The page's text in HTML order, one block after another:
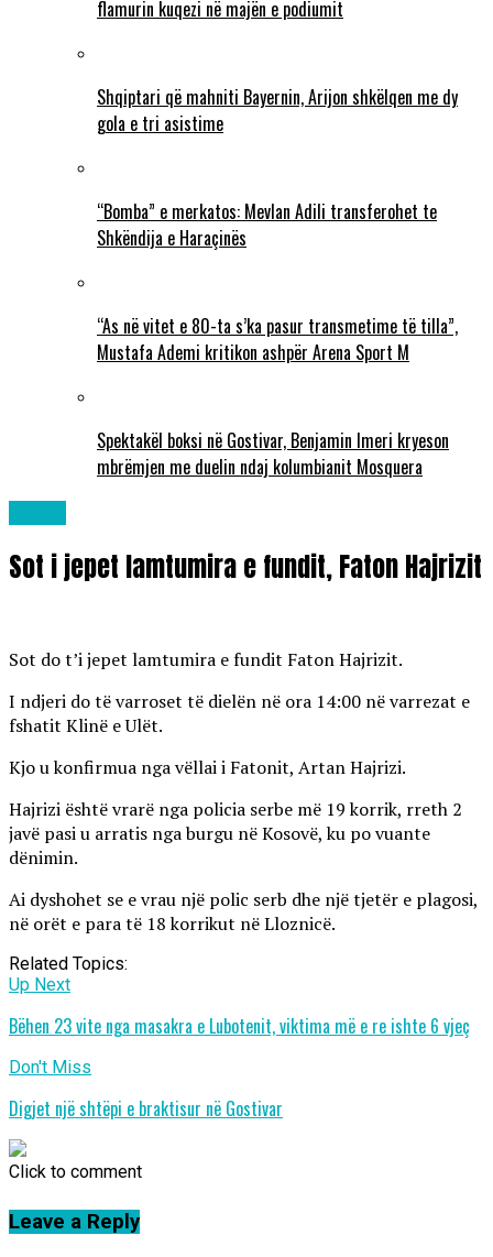
flamurin kuqezi në majën e podiumit
Shqiptari që mahniti Bayernin, Arijon shkëlqen me dy
gola e tri asistime
“Bomba” e merkatos: Mevlan Adili transferohet te
Shkëndija e Haraçinës
“As në vitet e 80-ta s’ka pasur transmetime të tilla”,
Mustafa Ademi kritikon ashpër Arena Sport M
Spektakël boksi në Gostivar, Benjamin Imeri kryeson
mbrëmjen me duelin ndaj kolumbianit Mosquera
Sot i jepet lamtumira e fundit, Faton Hajrizit
Sot do t’i jepet lamtumira e fundit Faton Hajrizit.
I ndjeri do të varroset të dielën në ora 14:00 në varrezat e
fshatit Klinë e Ulët.
Kjo u konfirmua nga vëllai i Fatonit, Artan Hajrizi.
Hajrizi është vrarë nga policia serbe më 19 korrik, rreth 2
javë pasi u arratis nga burgu në Kosovë, ku po vuante
dënimin.
Ai dyshohet se e vrau një polic serb dhe një tjetër e plagosi,
në orët e para të 18 korrikut në Lloznicë.
Related Topics:
Up Next
Bëhen 23 vite nga masakra e Lubotenit, viktima më e re ishte 6 vjeç
Don't Miss
Digjet një shtëpi e braktisur në Gostivar
Click to comment
Leave a Reply